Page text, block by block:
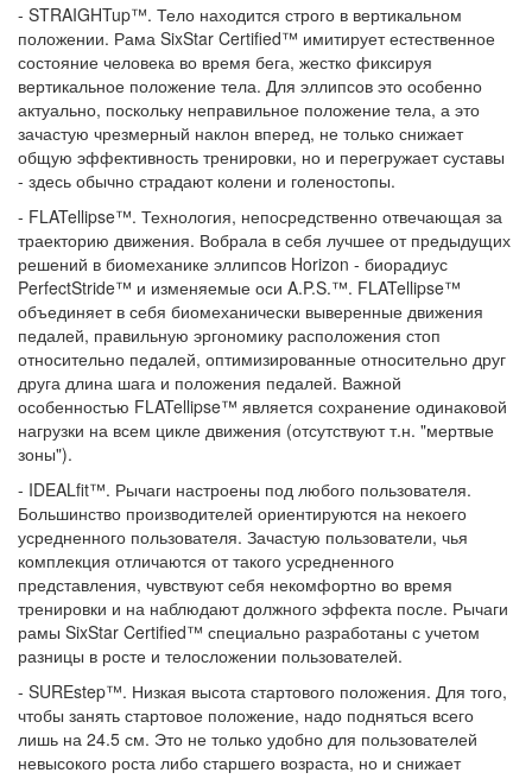
- STRAIGHTup™. Тело находится строго в вертикальном
положении. Рама SixStar Certified™ имитирует естественное
состояние человека во время бега, жестко фиксируя
вертикальное положение тела. Для эллипсов это особенно
актуально, поскольку неправильное положение тела, а это
зачастую чрезмерный наклон вперед, не только снижает
общую эффективность тренировки, но и перегружает суставы
- здесь обычно страдают колени и голеностопы.
- FLATellipse™. Технология, непосредственно отвечающая за
траекторию движения. Вобрала в себя лучшее от предыдущих
решений в биомеханике эллипсов Horizon - биорадиус
PerfectStride™ и изменяемые оси A.P.S.™. FLATellipse™
объединяет в себя биомеханически выверенные движения
педалей, правильную эргономику расположения стоп
относительно педалей, оптимизированные относительно друг
друга длина шага и положения педалей. Важной
особенностью FLATellipse™ является сохранение одинаковой
нагрузки на всем цикле движения (отсутствуют т.н. "мертвые
зоны").
- IDEALfit™. Рычаги настроены под любого пользователя.
Большинство производителей ориентируются на некоего
усредненного пользователя. Зачастую пользователи, чья
комплекция отличаются от такого усредненного
представления, чувствуют себя некомфортно во время
тренировки и на наблюдают должного эффекта после. Рычаги
рамы SixStar Certified™ специально разработаны с учетом
разницы в росте и телосложении пользователей.
- SUREstep™. Низкая высота стартового положения. Для того,
чтобы занять стартовое положение, надо подняться всего
лишь на 24.5 см. Это не только удобно для пользователей
невысокого роста либо старшего возраста, но и снижает